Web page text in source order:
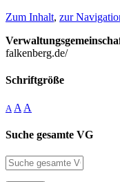
Zum Inhalt, zur
falkenberg.de/
Schriftgröße
A A A
Suche gesamte VG